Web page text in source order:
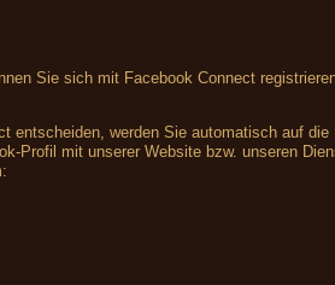
Sie sich mit Facebook Connect
entscheiden, werden Sie automatisch auf
Profil mit unserer Website bzw. unseren